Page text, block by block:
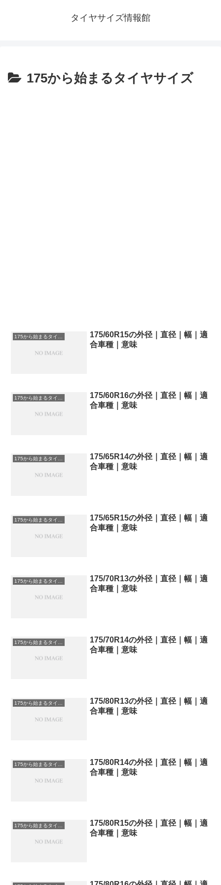
タイヤサイズ情報館
175から始まるタイヤサイズ
175/60R15の外径｜直径｜幅｜適
合車種｜意味
175/60R16の外径｜直径｜幅｜適
合車種｜意味
175から始まるタイヤサイズ
175/65R14の外径｜直径｜幅｜適
合車種｜意味
175/65R15の外径｜直径｜幅｜適
合車種｜意味
175/70R13の外径｜直径｜幅｜適
合車種｜意味
175/70R14の外径｜直径｜幅｜適
合車種｜意味
175から始まるタイヤサイズ
175/80R13の外径｜直径｜幅｜適
合車種｜意味
175/80R14の外径｜直径｜幅｜適
合車種｜意味
175/80R15の外径｜直径｜幅｜適
合車種｜意味